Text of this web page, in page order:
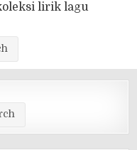
lirik lagu